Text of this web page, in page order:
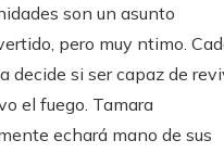
son un asunto
pero muy ntimo.
decide si ser capaz de
el fuego. Tamara
echará mano de sus